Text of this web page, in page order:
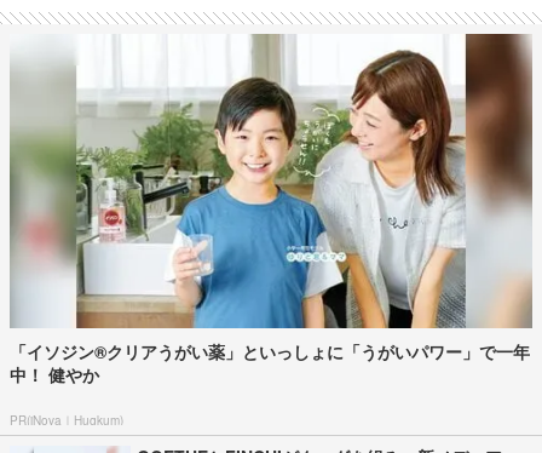
「イソジン®クリアうがい薬」といっしょに「うがいパワー」で一年
中！ 健やか
PR(iNova｜Hugkum)